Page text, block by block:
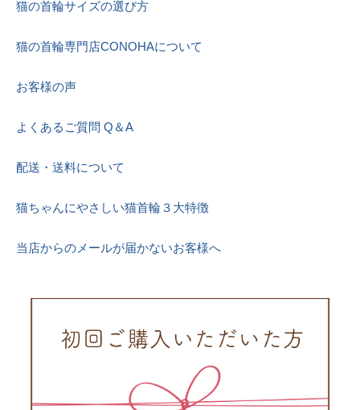
猫の首輪サイズの選び方
猫の首輪専門店CONOHAについて
お客様の声
よくあるご質問 Q＆A
配送・送料について
猫ちゃんにやさしい猫首輪３大特徴
当店からのメールが届かないお客様へ